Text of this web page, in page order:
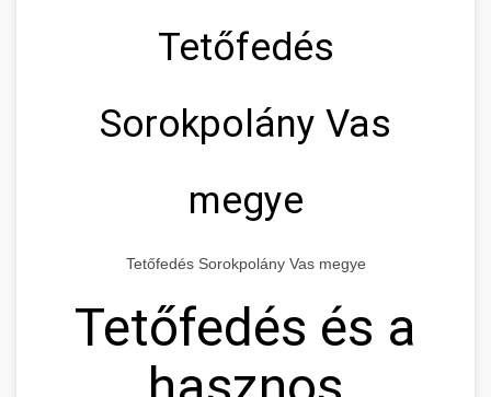
Tetőfedés
Sorokpolány Vas
megye
Tetőfedés Sorokpolány Vas megye
Tetőfedés és a